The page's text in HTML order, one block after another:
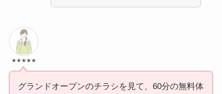
★★★★★
グランドオープンのチラシを見て、60分の無料体